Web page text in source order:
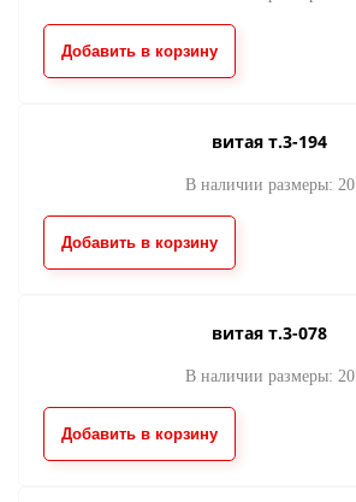
Добавить в корзину
витая т.3-194
В наличии размеры: 20
Добавить в корзину
витая т.3-078
В наличии размеры: 20
Добавить в корзину